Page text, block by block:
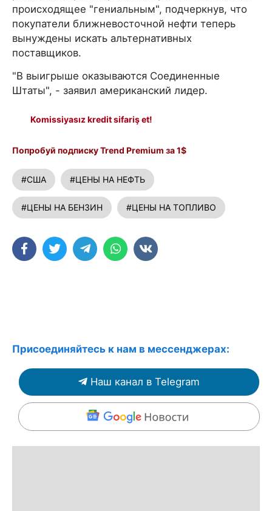
происходящее "гениальным", подчеркнув, что
покупатели ближневосточной нефти теперь
вынуждены искать альтернативных
поставщиков.
"В выигрыше оказываются Соединенные
Штаты", - заявил американский лидер.
Komissiyasız kredit sifariş et!
Попробуй подписку Trend Premium за 1$
#США #ЦЕНЫ НА НЕФТЬ
#ЦЕНЫ НА БЕНЗИН #ЦЕНЫ НА ТОПЛИВО
Присоединяйтесь к нам в мессенджерах:
Наш канал в Telegram